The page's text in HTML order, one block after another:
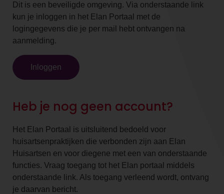
Dit is een beveiligde omgeving. Via onderstaande link
kun je inloggen in het Elan Portaal met de
logingegevens die je per mail hebt ontvangen na
aanmelding.
Inloggen
Heb je nog geen account?
Het Elan Portaal is uitsluitend bedoeld voor
huisartsenpraktijken die verbonden zijn aan Elan
Huisartsen en voor diegene met een van onderstaande
functies. Vraag toegang tot het Elan portaal middels
onderstaande link. Als toegang verleend wordt, ontvang
je daarvan bericht.